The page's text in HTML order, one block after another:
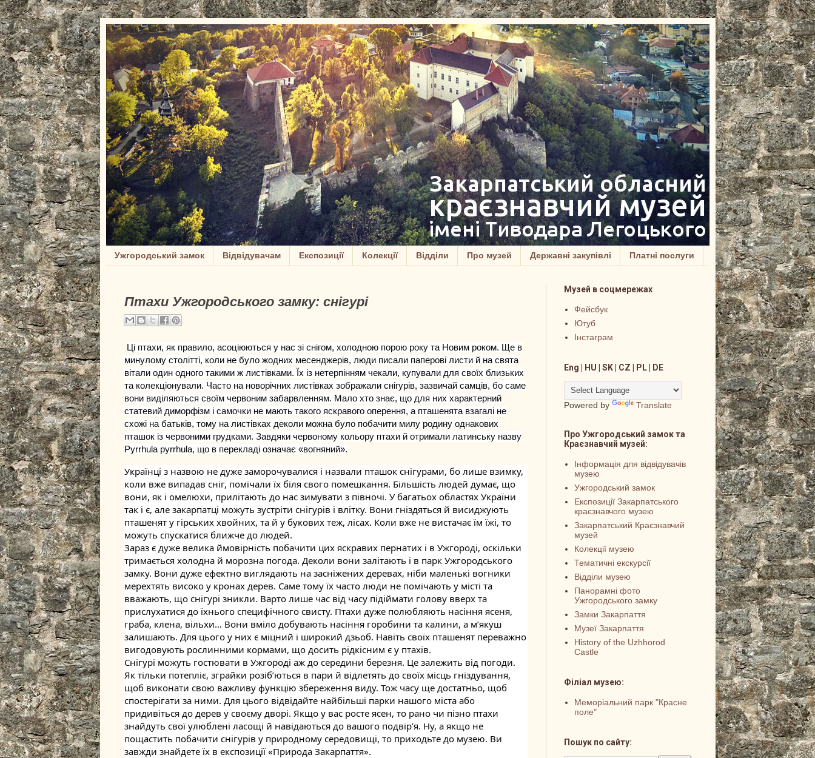
Ужгородський замок Відвідувачам Експозиції Колекції Відділи Про музей Державні закупівлі Платні послуги
Птахи Ужгородського замку: снігурі
Ці птахи, як правило, асоціюються у нас зі снігом, холодною порою року та Новим роком. Ще в
минулому столітті, коли не було жодних месенджерів, люди писали паперові листи й на свята
вітали один одного такими ж листівками. Їх із нетерпінням чекали, купували для своїх близьких
та колекціонували. Часто на новорічних листівках зображали снігурів, зазвичай самців, бо саме
вони виділяються своїм червоним забарвленням. Мало хто знає, що для них характерний
статевий диморфізм і самочки не мають такого яскравого оперення, а пташенята взагалі не
схожі на батьків, тому на листівках деколи можна було побачити милу родину однакових
пташок із червоними грудками. Завдяки червоному кольору птахи й отримали латинську назву
Pyrrhula pyrrhula, що в перекладі означає «вогняний».
​Українці з назвою не дуже заморочувалися і назвали пташок снігурами, бо лише взимку,
коли вже випадав сніг, помічали їх біля свого помешкання. Більшість людей думає, що
вони, як і омелюхи, прилітають до нас зимувати з півночі. У багатьох областях України
так і є, але закарпатці можуть зустріти снігурів і влітку. Вони гніздяться й висиджують
пташенят у гірських хвойних, та й у букових теж, лісах. Коли вже не вистачає їм їжі, то
можуть спускатися ближче до людей.
​Зараз є дуже велика ймовірність побачити цих яскравих пернатих і в Ужгороді, оскільки
тримається холодна й морозна погода. Деколи вони залітають і в парк Ужгородського
замку. Вони дуже ефектно виглядають на засніжених деревах, ніби маленькі вогники
мерехтять високо у кронах дерев. Саме тому їх часто люди не помічають у місті та
вважають, що снігурі зникли. Варто лише час від часу підіймати голову вверх та
прислухатися до їхнього специфічного свисту. Птахи дуже полюбляють насіння ясеня,
граба, клена, вільхи… Вони вміло добувають насіння горобини та калини, а м’якуш
залишають. Для цього у них є міцний і широкий дзьоб. Навіть своїх пташенят переважно
вигодовують рослинними кормами, що досить рідкісним є у птахів.
​Снігурі можуть гостювати в Ужгороді аж до середини березня. Це залежить від погоди.
Як тільки потепліє, зграйки розіб’ються в пари й відлетять до своїх місць гніздування,
щоб виконати свою важливу функцію збереження виду. Тож часу ще достатньо, щоб
спостерігати за ними. Для цього відвідайте найбільші парки нашого міста або
придивіться до дерев у своєму дворі. Якщо у вас росте ясен, то рано чи пізно птахи
знайдуть свої улюблені ласощі й навідаються до вашого подвір’я. Ну, а якщо не
пощастить побачити снігурів у природному середовищі, то приходьте до музею. Ви
завжди знайдете їх в експозиції «Природа Закарпаття».
Музей в соцмережах
Фейсбук
Ютуб
Інстаграм
Eng | HU | SK | CZ | PL | DE
Powered by Translate
Про Ужгородський замок та
Краєзнавчий музей:
Інформація для відвідувачів
музею
Ужгородський замок
Експозиції Закарпатського
краєзнавчого музею
Закарпатський Краєзнавчий
музей
Колекції музею
Тематичні екскурсії
Відділи музею
Панорамні фото
Ужгородського замку
Замки Закарпаття
Музеї Закарпаття
History of the Uzhhorod
Castle
Філіал музею:
Меморіальний парк "Красне
поле"
Пошук по сайту: